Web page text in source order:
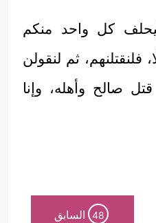
كل واحد منكم
فلنقتلنهم، ثم لنقولن
صالح وأهله، وإنا
48 السابق